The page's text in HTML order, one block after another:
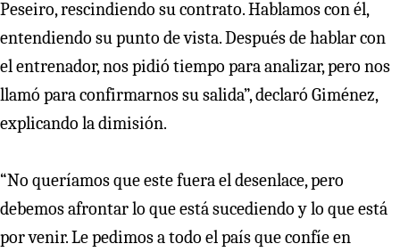
Peseiro, rescindiendo su contrato. Hablamos con él,
entendiendo su punto de vista. Después de hablar con
el entrenador, nos pidió tiempo para analizar, pero nos
llamó para confirmarnos su salida”, declaró Giménez,
explicando la dimisión.
“No queríamos que este fuera el desenlace, pero
debemos afrontar lo que está sucediendo y lo que está
por venir. Le pedimos a todo el país que confíe en